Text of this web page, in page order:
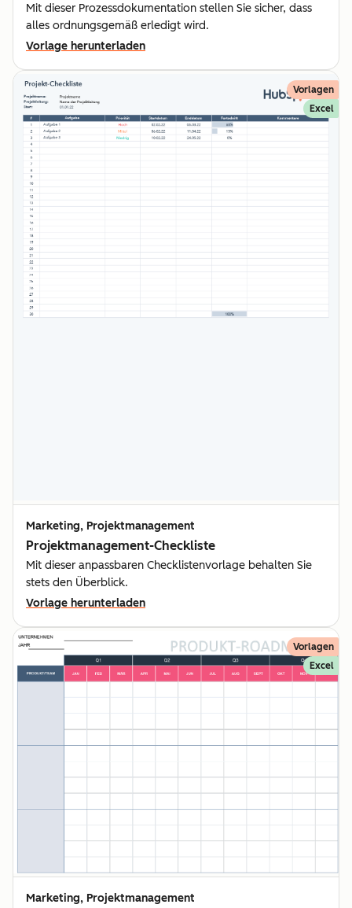
Mit dieser Prozessdokumentation stellen Sie sicher, dass
alles ordnungsgemäß erledigt wird.
Vorlage herunterladen
Vorlagen
Excel
Marketing, Projektmanagement
Projektmanagement-Checkliste
Mit dieser anpassbaren Checklistenvorlage behalten Sie
stets den Überblick.
Vorlage herunterladen
Vorlagen
Excel
Marketing, Projektmanagement